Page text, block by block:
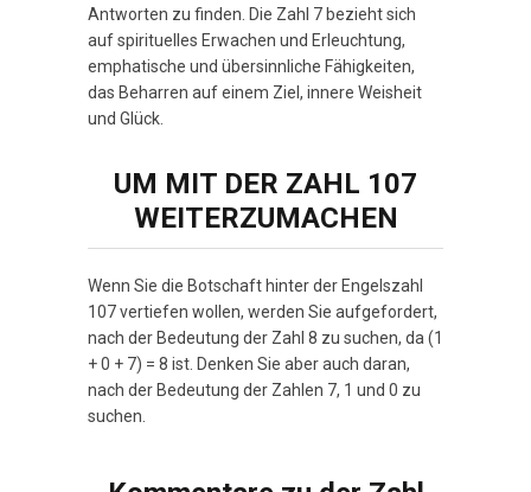
Antworten zu finden. Die Zahl 7 bezieht sich
auf spirituelles Erwachen und Erleuchtung,
emphatische und übersinnliche Fähigkeiten,
das Beharren auf einem Ziel, innere Weisheit
und Glück.
UM MIT DER ZAHL 107
WEITERZUMACHEN
Wenn Sie die Botschaft hinter der Engelszahl
107 vertiefen wollen, werden Sie aufgefordert,
nach der Bedeutung der Zahl 8 zu suchen, da (1
+ 0 + 7) = 8 ist. Denken Sie aber auch daran,
nach der Bedeutung der Zahlen 7, 1 und 0 zu
suchen.